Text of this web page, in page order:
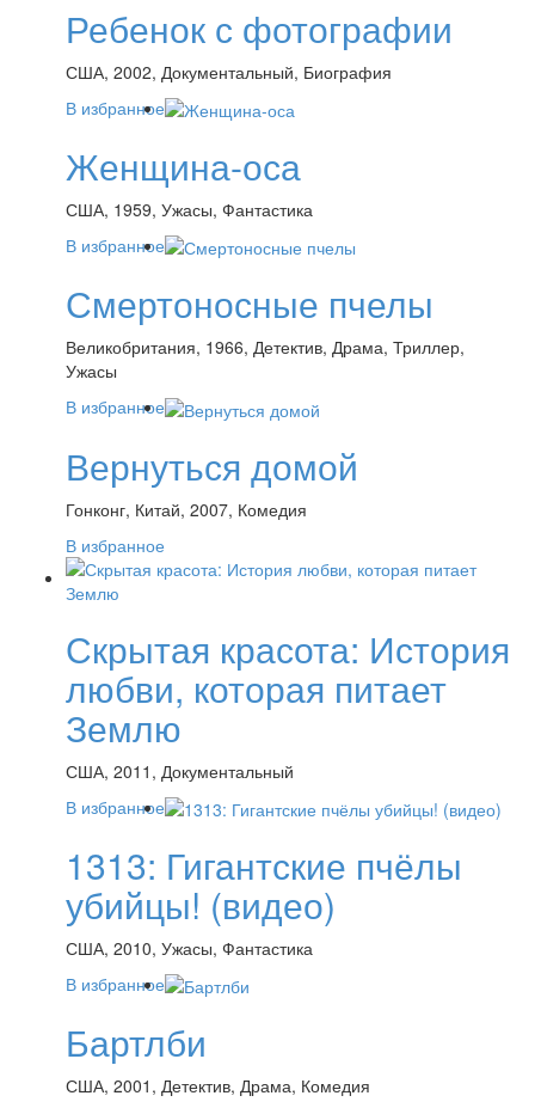
Ребенок с фотографии
США, 2002, Документальный, Биография
В избранное
Женщина-оса
США, 1959, Ужасы, Фантастика
В избранное
Смертоносные пчелы
Великобритания, 1966, Детектив, Драма, Триллер,
Ужасы
В избранное
Вернуться домой
Гонконг, Китай, 2007, Комедия
В избранное
Скрытая красота: История
любви, которая питает
Землю
США, 2011, Документальный
В избранное
1313: Гигантские пчёлы
убийцы! (видео)
США, 2010, Ужасы, Фантастика
В избранное
Бартлби
США, 2001, Детектив, Драма, Комедия